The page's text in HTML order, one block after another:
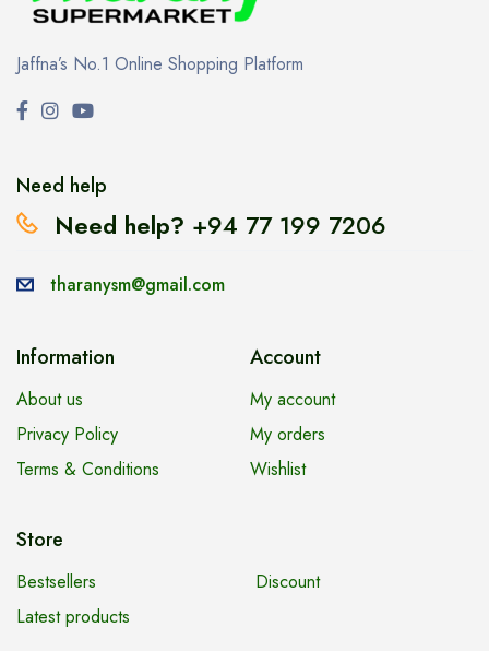
Jaffna’s No.1 Online Shopping Platform
Need help
Need help? +94 77 199 7206
tharanysm@gmail.com
Information
About us
Privacy Policy
Terms & Conditions
Account
My account
My orders
Wishlist
Store
Bestsellers
Discount
Latest products